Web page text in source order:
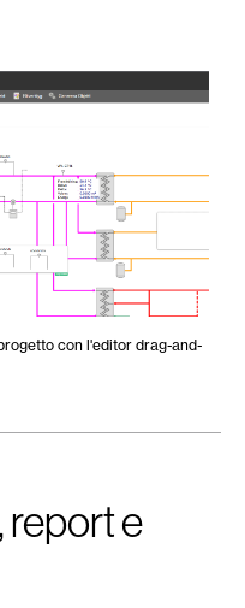
con l'editor drag-and-
report e